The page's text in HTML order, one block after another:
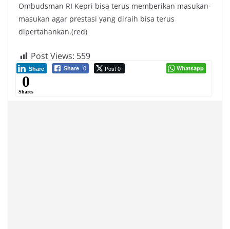
Ombudsman RI Kepri bisa terus memberikan masukan-
masukan agar prestasi yang diraih bisa terus
dipertahankan.(red)
Post Views: 559
Share 0 Post 0
Share Whatsapp
0
Shares